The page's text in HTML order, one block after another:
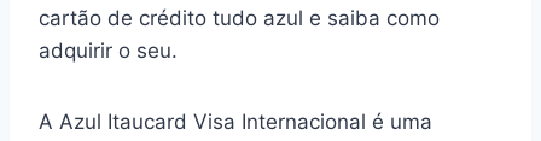
cartão de crédito tudo azul e saiba como
adquirir o seu.
A Azul Itaucard Visa Internacional é uma